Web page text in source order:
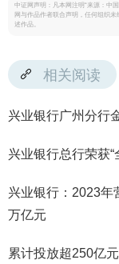
中证网声明：凡本网注明“来源：中
网与作品作者联合声明，任何组织
述作品。
相关阅读
兴业银行广州分行
兴业银行总行荣获
兴业银行：2023年
万亿元
累计投放超250亿